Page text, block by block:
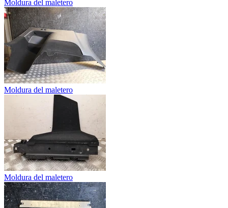
Moldura del maletero
Moldura del maletero
Moldura del maletero